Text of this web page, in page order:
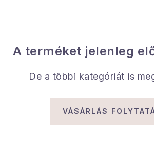
Lakástextil
Háztartás
Hobbi és kert
A terméket jelenleg
De a többi kategóriát is
VÁSÁRLÁS